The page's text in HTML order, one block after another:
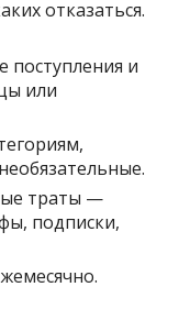
отказаться.
и
или
траты —
подписки,